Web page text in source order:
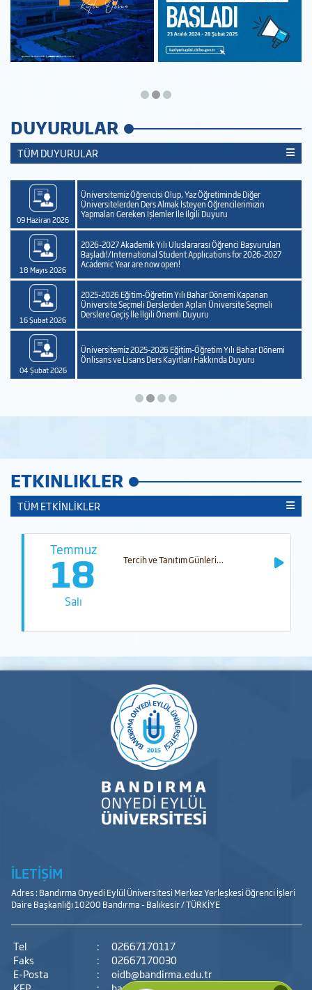
TÜM DUYURULAR
DUYURULAR
09 Haziran 2026
Üniversitemiz Öğrencisi Olup, Yaz Öğretiminde Diğer
Üniversitelerden Ders Almak İsteyen Öğrencilerimizin
Yapmaları Gereken İşlemler İle İlgili Duyuru
18 Mayıs 2026
2026-2027 Akademik Yılı Uluslararası Öğrenci Başvuruları
Başladı!/International Student Applications for 2026-2027
Academic Year are now open!
16 Şubat 2026
2025-2026 Eğitim-Öğretim Yılı Bahar Dönemi Kapanan
Üniversite Seçmeli Derslerden Açılan Üniversite Seçmeli
Derslere Geçiş İle İlgili Önemli Duyuru
04 Şubat 2026
Üniversitemiz 2025-2026 Eğitim-Öğretim Yılı Bahar Dönemi
Önlisans ve Lisans Ders Kayıtları Hakkında Duyuru
TÜM ETKİNLİKLER
ETKINLIKLER
Temmuz
18 Tercih ve Tanıtım Günleri…
İLETİŞİM
Adres : Bandırma Onyedi Eylül Üniversitesi Merkez Yerleşkesi Öğrenci İşleri
Daire Başkanlığı 10200 Bandırma - Balıkesir / TÜRKİYE
Tel :
02667170117
Faks
:
02667170030
E-Posta
:
oidb@bandirma.edu.tr